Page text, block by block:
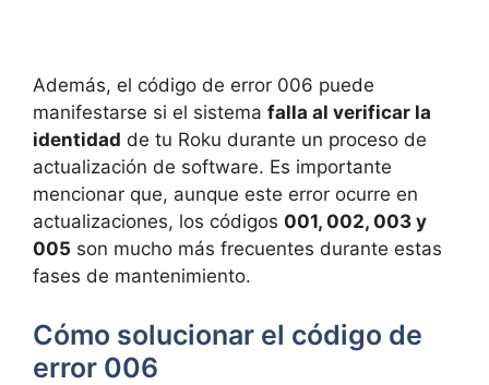
Además, el código de error 006 puede
manifestarse si el sistema falla al verificar la
identidad de tu Roku durante un proceso de
actualización de software. Es importante
mencionar que, aunque este error ocurre en
actualizaciones, los códigos 001, 002, 003 y
005 son mucho más frecuentes durante estas
fases de mantenimiento.
Cómo solucionar el código de
error 006